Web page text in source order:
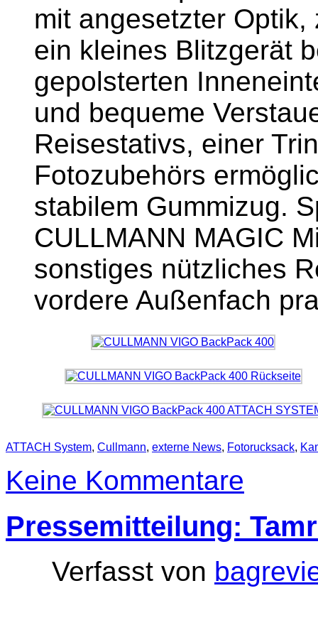
mit angesetzter
ein kleines Blitzgerät
gepolsterten
und bequeme
Reisestativs, einer
Fotozubehörs
stabilem Gummizug.
CULLMANN MAGIC
sonstiges nützliches
vordere Außenfach
ATTACH System, Cullmann, externe News, Fotorucksack,
Keine Kommentare
Pressemitteilung:
Verfasst von